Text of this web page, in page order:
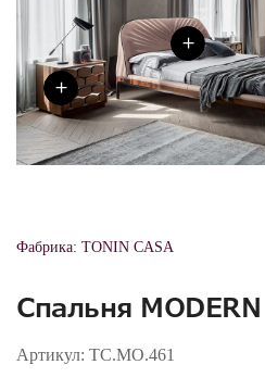
+
+
Фабрика: TONIN CASA
Спальня
Артикул: TC.MO.461